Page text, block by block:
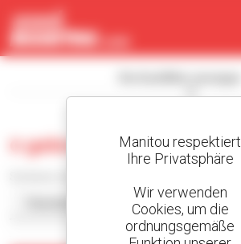
0 gebraucht fertiger
Cookie-Einstellungen
Manitou respektiert
Ihre Privatsphäre
Wir verwenden
Cookies, um die
ordnungsgemäße